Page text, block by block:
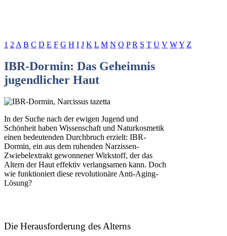
1 2 A B C D E F G H I J K L M N O P R S T U V WY Z
IBR-Dormin: Das Geheimnis
jugendlicher Haut
In der Suche nach der ewigen Jugend und
Schönheit haben Wissenschaft und Naturkosmetik
einen bedeutenden Durchbruch erzielt: IBR-
Dormin, ein aus dem ruhenden Narzissen-
Zwiebelextrakt gewonnener Wirkstoff, der das
Altern der Haut effektiv verlangsamen kann. Doch
wie funktioniert diese revolutionäre Anti-Aging-
Lösung?
Die Herausforderung des Alterns